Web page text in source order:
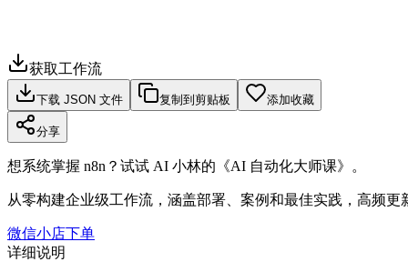
获取工作流
下载 JSON 文件 复制到剪贴板 添加收藏
分享
想系统掌握 n8n？试试 AI 小林的《AI 自动化大师课》。
从零构建企业级工作流，涵盖部署、案例和最佳实践，高频更
微信小店下单
详细说明